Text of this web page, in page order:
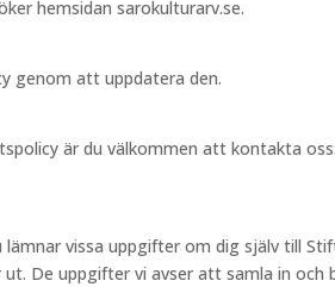
hemsidan sarokulturarv.se.
genom att uppdatera den.
är du välkommen att kontakta
vissa uppgifter om dig själv till
De uppgifter vi avser att samla in och